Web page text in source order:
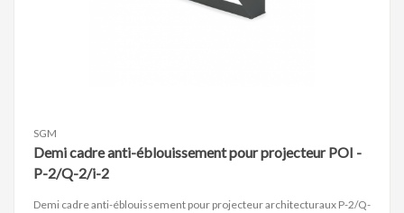
SGM
Demi cadre anti-éblouissement pour projecteur POI -
P-2/Q-2/i-2
Demi cadre anti-éblouissement pour projecteur architecturaux P-2/Q-